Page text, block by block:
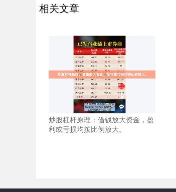
相关文章
炒股杠杆原理：借钱放大资金，盈
利或亏损均按比例放大。